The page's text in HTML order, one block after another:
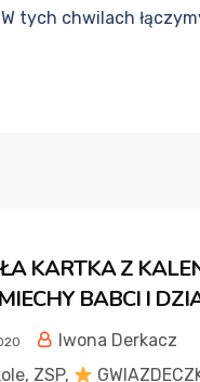
tych chwilach
KARTKA Z
BABCI I
Iwona Derkacz
, ZSP,